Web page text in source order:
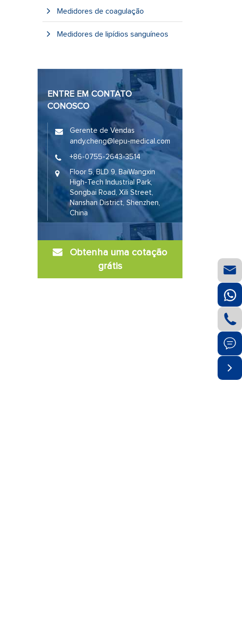
Medidores de coagulação
Medidores de lipídios sanguíneos
ENTRE EM CONTATO
CONOSCO
Gerente de Vendas
andy.cheng@lepu-medical.com
+86-0755-2643-3514
Floor 5, BLD 9, BaiWangxin
High-Tech Industrial Park,
Songbai Road, Xili Street,
Nanshan District, Shenzhen,
China
Obtenha uma cotação
grátis



